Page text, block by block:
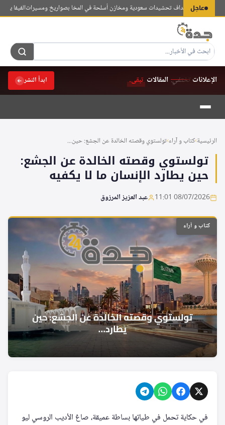
عاجل
تزعم استهداف تحشيدات سعودية ومخازن أسلحة في المخا بصواريخ ومسيراتالفيفا يحذر من
الإعلانات تختفي.المقالات تبقى. ابدأ النشر
التجاوز
المحتوى
الرئيسية›كتاب و آراء›تولستوي وقصته الخالدة عن الجشع: حين...
تولستوي وقصته الخالدة عن الجشع:
حين يطارد الإنسان ما لا يكفيه
08/07/2026 11:01 عبد العزيز المرزوق
كتاب و آراء
في حكاية تحمل في طياتها بساطة عميقة، صاغ الأديب الروسي ليو